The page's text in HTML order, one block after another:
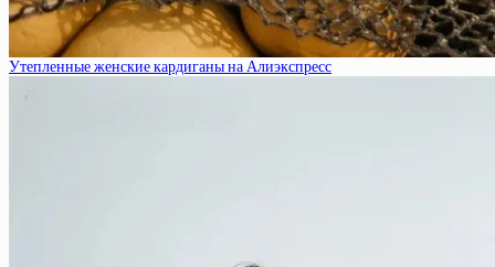
Утепленные женские кардиганы на Алиэкспресс